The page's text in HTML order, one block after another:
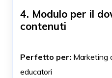
4. Modulo per il
contenuti
Perfetto per: Marketing
educatori